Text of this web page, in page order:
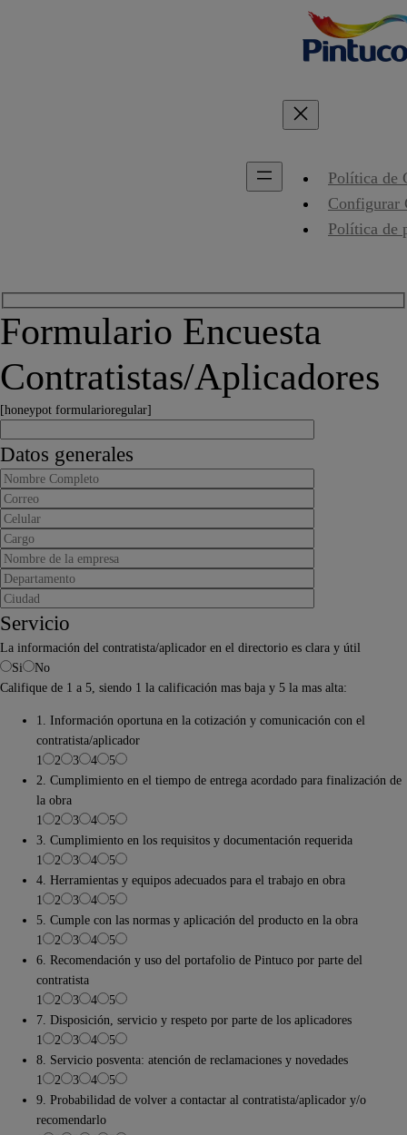
Política de
Configurar
Política de
Formulario Encuesta
Contratistas/Aplicadores
[honeypot formularioregular]
Datos generales
Servicio
La información del contratista/aplicador en el directorio es clara y útil
Si
No
Califique de 1 a 5, siendo 1 la calificación mas baja y 5 la mas alta:
1. Información oportuna en la cotización y comunicación con el
contratista/aplicador
1
2 3 4
5
2. Cumplimiento en el tiempo de entrega acordado para finalización de
la obra
1
2 3 4
5
3. Cumplimiento en los requisitos y documentación requerida
1
2 3 4
5
4. Herramientas y equipos adecuados para el trabajo en obra
1
2 3 4
5
5. Cumple con las normas y aplicación del producto en la obra
1
2 3 4
5
6. Recomendación y uso del portafolio de Pintuco por parte del
contratista
1
2 3 4
5
7. Disposición, servicio y respeto por parte de los aplicadores
1
2 3 4
5
8. Servicio posventa: atención de reclamaciones y novedades
1
2 3 4
5
9. Probabilidad de volver a contactar al contratista/aplicador y/o
recomendarlo